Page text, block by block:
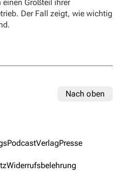
Großteil ihrer
Der Fall zeigt, wie wichtig
Nach oben
PodcastVerlagPresse
Widerrufsbelehrung